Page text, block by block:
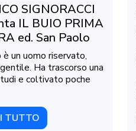
SIGNORACCI
IL BUIO PRIMA
ed. San Paolo
un uomo riservato,
Ha trascorso una
e coltivato poche
TUTTO